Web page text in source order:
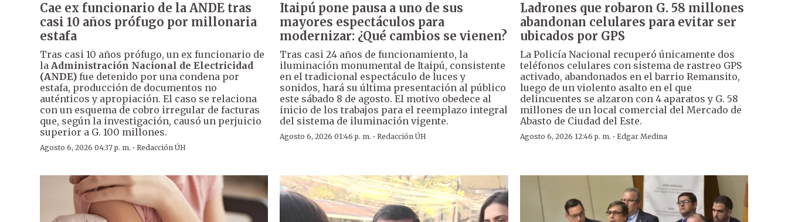
Cae ex funcionario de la ANDE tras
casi 10 años prófugo por millonaria
estafa
Tras casi 10 años prófugo, un ex funcionario de
la Administración Nacional de Electricidad
(ANDE) fue detenido por una condena por
estafa, producción de documentos no
auténticos y apropiación. El caso se relaciona
con un esquema de cobro irregular de facturas
que, según la investigación, causó un perjuicio
superior a G. 100 millones.
Agosto 6, 2026 04:37 p. m. · Redacción ÚH
Itaipú pone pausa a uno de sus
mayores espectáculos para
modernizar: ¿Qué cambios se vienen?
Tras casi 24 años de funcionamiento, la
iluminación monumental de Itaipú, consistente
en el tradicional espectáculo de luces y
sonidos, hará su última presentación al público
este sábado 8 de agosto. El motivo obedece al
inicio de los trabajos para el reemplazo integral
del sistema de iluminación vigente.
Agosto 6, 2026 01:46 p. m. ·Redacción ÚH
Ladrones que robaron G. 58 millones
abandonan celulares para evitar ser
ubicados por GPS
La Policía Nacional recuperó únicamente dos
teléfonos celulares con sistema de rastreo GPS
activado, abandonados en el barrio Remansito,
luego de un violento asalto en el que
delincuentes se alzaron con 4 aparatos y G. 58
millones de un local comercial del Mercado de
Abasto de Ciudad del Este.
Agosto 6, 2026 12:46 p. m. · Edgar Medina